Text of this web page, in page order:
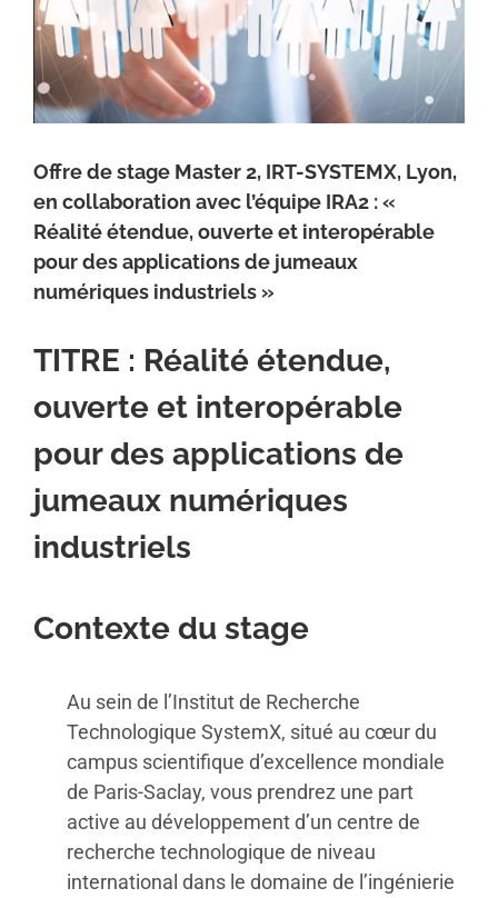
Offre de stage Master 2, IRT-SYSTEMX, Lyon,
en collaboration avec l’équipe IRA2 : «
Réalité étendue, ouverte et interopérable
pour des applications de jumeaux
numériques industriels »
TITRE : Réalité étendue,
ouverte et interopérable
pour des applications de
jumeaux numériques
industriels
Contexte du stage
Au sein de l’Institut de Recherche
Technologique SystemX, situé au cœur du
campus scientifique d’excellence mondiale
de Paris-Saclay, vous prendrez une part
active au développement d’un centre de
recherche technologique de niveau
international dans le domaine de l’ingénierie